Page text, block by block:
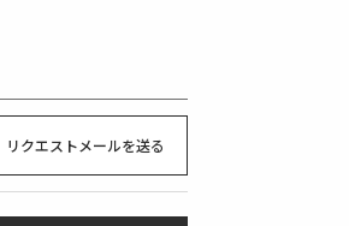
リクエストメールを送る